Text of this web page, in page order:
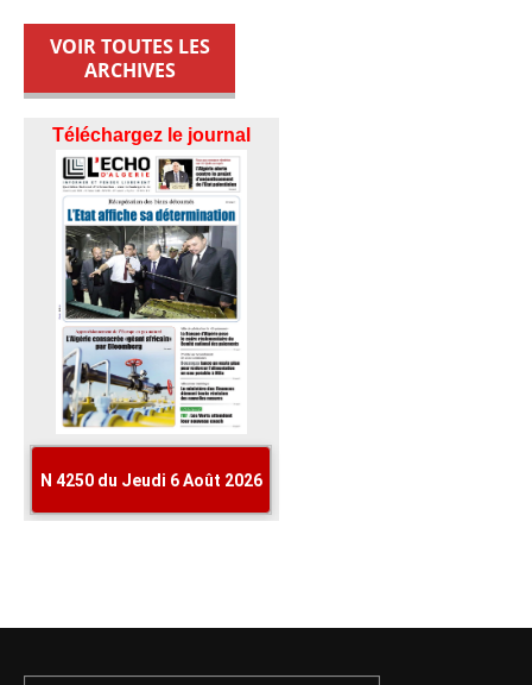
VOIR TOUTES LES
ARCHIVES